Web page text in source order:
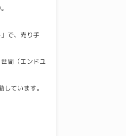
で、売り手
間（エンドユ
ています。